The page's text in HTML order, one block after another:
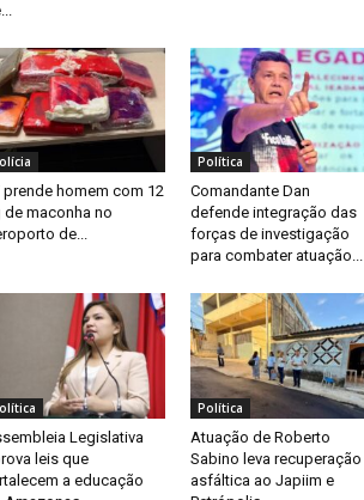
prende homem com 12
de maconha no
de...
Política
Comandante Dan
defende integração das
forças de investigação
para combater atuação...
Legislativa
leis que
a educação
Política
Atuação de Roberto
Sabino leva recuperação
asfáltica ao Japiim e